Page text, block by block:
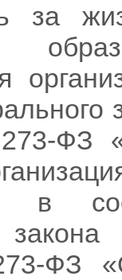
за
ФЗ
в
ФЗ